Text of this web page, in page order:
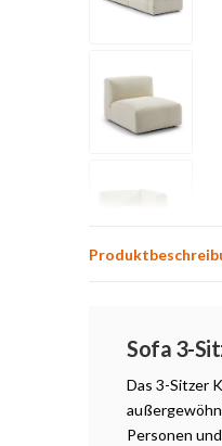
Sofa 3-
Das 3-Sitzer
Personen